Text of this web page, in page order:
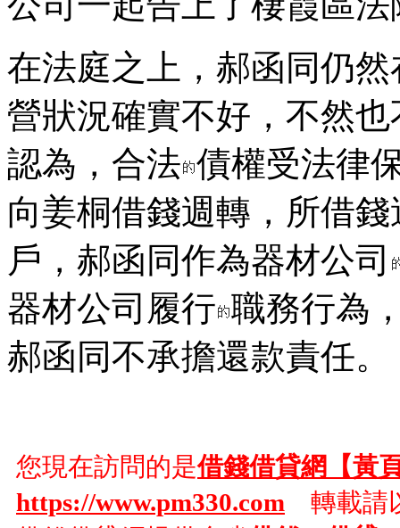
在法庭之上，郝函同仍
營狀況確實不好，不然
認為，合法 債權受法律
向姜桐借錢週轉，所借
戶，郝函同作為器材公司
器材公司履行 職務行為
郝函同不承擔還款責任。
您現在訪問的是借錢借貸網【黃
https://www.pm330.com 轉載請